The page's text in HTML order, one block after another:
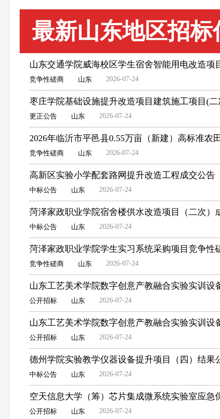
最新山东地区招标
山东交通学院威海校区学生宿舍智能用电改造项
竞争性磋商 山东 2026-07-24
枣庄学院基础设施提升改造项目建筑施工项目(
更正公告 山东 2026-07-24
2026年临沂市平邑县0.55万亩（新建）高标准
竞争性磋商 山东 2026-07-24
高新区实验小学配套路网提升改造工程成交公告
中标公告 山东 2026-07-24
菏泽家政职业学院宿舍楼供水改造项目（二次）
中标公告 山东 2026-07-24
菏泽家政职业学院学生实习系统采购项目竞争性
竞争性磋商 山东 2026-07-24
山东工艺美术学院数字创意产教融合实验实训
公开招标 山东 2026-07-24
山东工艺美术学院数字创意产教融合实验实训
公开招标 山东 2026-07-24
德州学院实验教学仪器设备提升项目（四）结果
中标公告 山东 2026-07-24
空天信息大学（筹）芯片集成微系统实验室应
公开招标 山东 2026-07-24